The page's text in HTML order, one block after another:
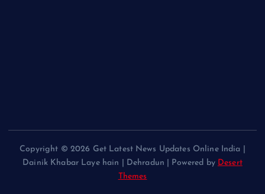
Copyright © 2026 Get Latest News Updates Online India |
Dainik Khabar Laye hain | Dehradun | Powered by Desert
Themes